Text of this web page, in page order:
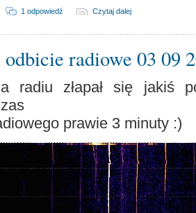
1 odpowiedź Czytaj dalej
radiowe 03 09
radiu złapał się jakiś
prawie 3 minuty :)